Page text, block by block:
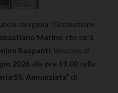
con gioia l’Ordinazione
Marino , che sarà
Raspanti , Vescovo di
2026 alle ore 19.00 nella
SS. Annunziata” di